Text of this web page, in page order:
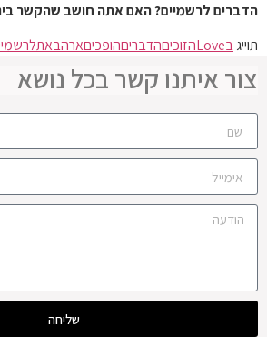
הדברים לרשמיים? האם אתה חושב שהקשר
תוייגבLove הזוכיםהדבריםהופכיםארהבאת
צור איתנו קשר בכל נושא
שליחה